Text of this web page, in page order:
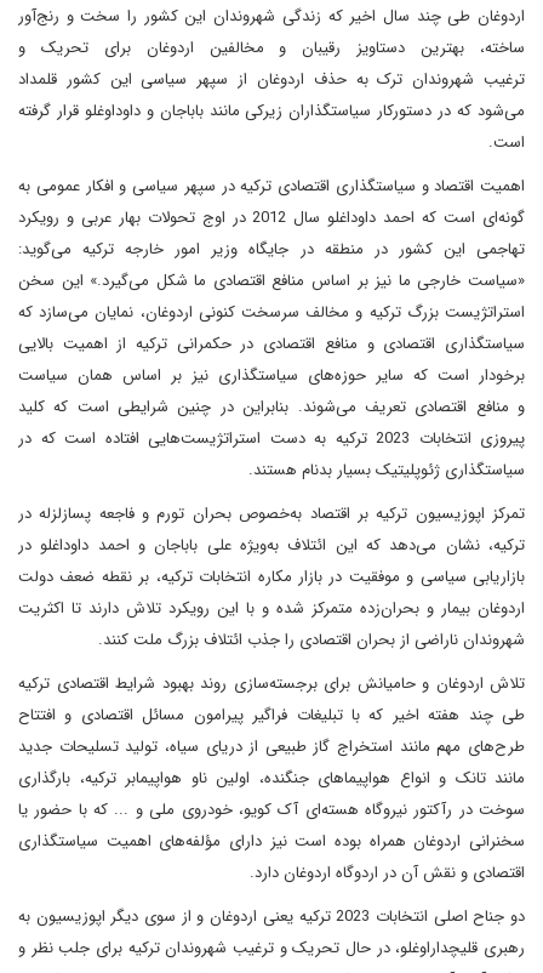
اردوغان طی چند سال اخیر که زندگی شهروندان این کشور را سخت و رنج‌آور
ساخته، بهترین دستاویز رقیبان و مخالفین اردوغان برای تحریک و
ترغیب شهروندان ترک به حذف اردوغان از سپهر سیاسی این کشور قلمداد
می‌شود که در دستورکار سیاستگذاران زیرکی مانند باباجان و داوداوغلو قرار گرفته
است.
اهمیت اقتصاد و سیاستگذاری اقتصادی ترکیه در سپهر سیاسی و افکار عمومی به
گونه‌ای است که احمد داوداغلو سال 2012 در اوج تحولات بهار عربی و رویکرد
تهاجمی این کشور در منطقه در جایگاه وزیر امور خارجه ترکیه می‌گوید:
«سیاست خارجی ما نیز بر اساس منافع اقتصادی ما شکل می‌گیرد.» این سخن
استراتژیست بزرگ ترکیه و مخالف سرسخت کنونی اردوغان، نمایان می‌سازد که
سیاستگذاری اقتصادی و منافع اقتصادی در حکمرانی ترکیه از اهمیت بالایی
برخودار است که سایر حوزه‌های سیاستگذاری نیز بر اساس همان سیاست
و منافع اقتصادی تعریف می‌شوند. بنابراین در چنین شرایطی است که کلید
پیروزی انتخابات 2023 ترکیه به دست استراتژیست‌هایی افتاده است که در
سیاستگذاری ژئوپلیتیک بسیار بدنام هستند.
تمرکز اپوزیسیون ترکیه بر اقتصاد به‌خصوص بحران تورم و فاجعه پسازلزله در
ترکیه، نشان می‌دهد که این ائتلاف به‌ویژه علی باباجان و احمد داوداغلو در
بازاریابی سیاسی و موفقیت در بازار مکاره انتخابات ترکیه، بر نقطه ضعف دولت
اردوغان بیمار و بحران‌زده متمرکز شده و با این رویکرد تلاش دارند تا اکثریت
شهروندان ناراضی از بحران اقتصادی را جذب ائتلاف بزرگ ملت کنند.
تلاش اردوغان و حامیانش برای برجسته‌سازی روند بهبود شرایط اقتصادی ترکیه
طی چند هفته اخیر که با تبلیغات فراگیر پیرامون مسائل اقتصادی و افتتاح
طرح‌های مهم مانند استخراج گاز طبیعی از دریای سیاه، تولید تسلیحات جدید
مانند تانک و انواع هواپیماهای جنگنده، اولین ناو هواپیمابر ترکیه، بارگذاری
سوخت در رآکتور نیروگاه هسته‌ای آک ‌کویو، خودروی ملی و ... که با حضور یا
سخنرانی اردوغان همراه بوده است نیز دارای مؤلفه‌های اهمیت سیاستگذاری
اقتصادی و نقش آن در اردوگاه اردوغان دارد.
دو جناح اصلی انتخابات 2023 ترکیه یعنی اردوغان و از سوی دیگر اپوزیسیون به
رهبری قلیچداراوغلو، در حال تحریک و ترغیب شهروندان ترکیه برای جلب نظر و